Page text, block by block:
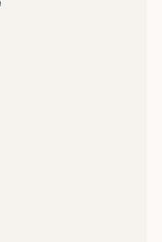
ROBERT, GILLES